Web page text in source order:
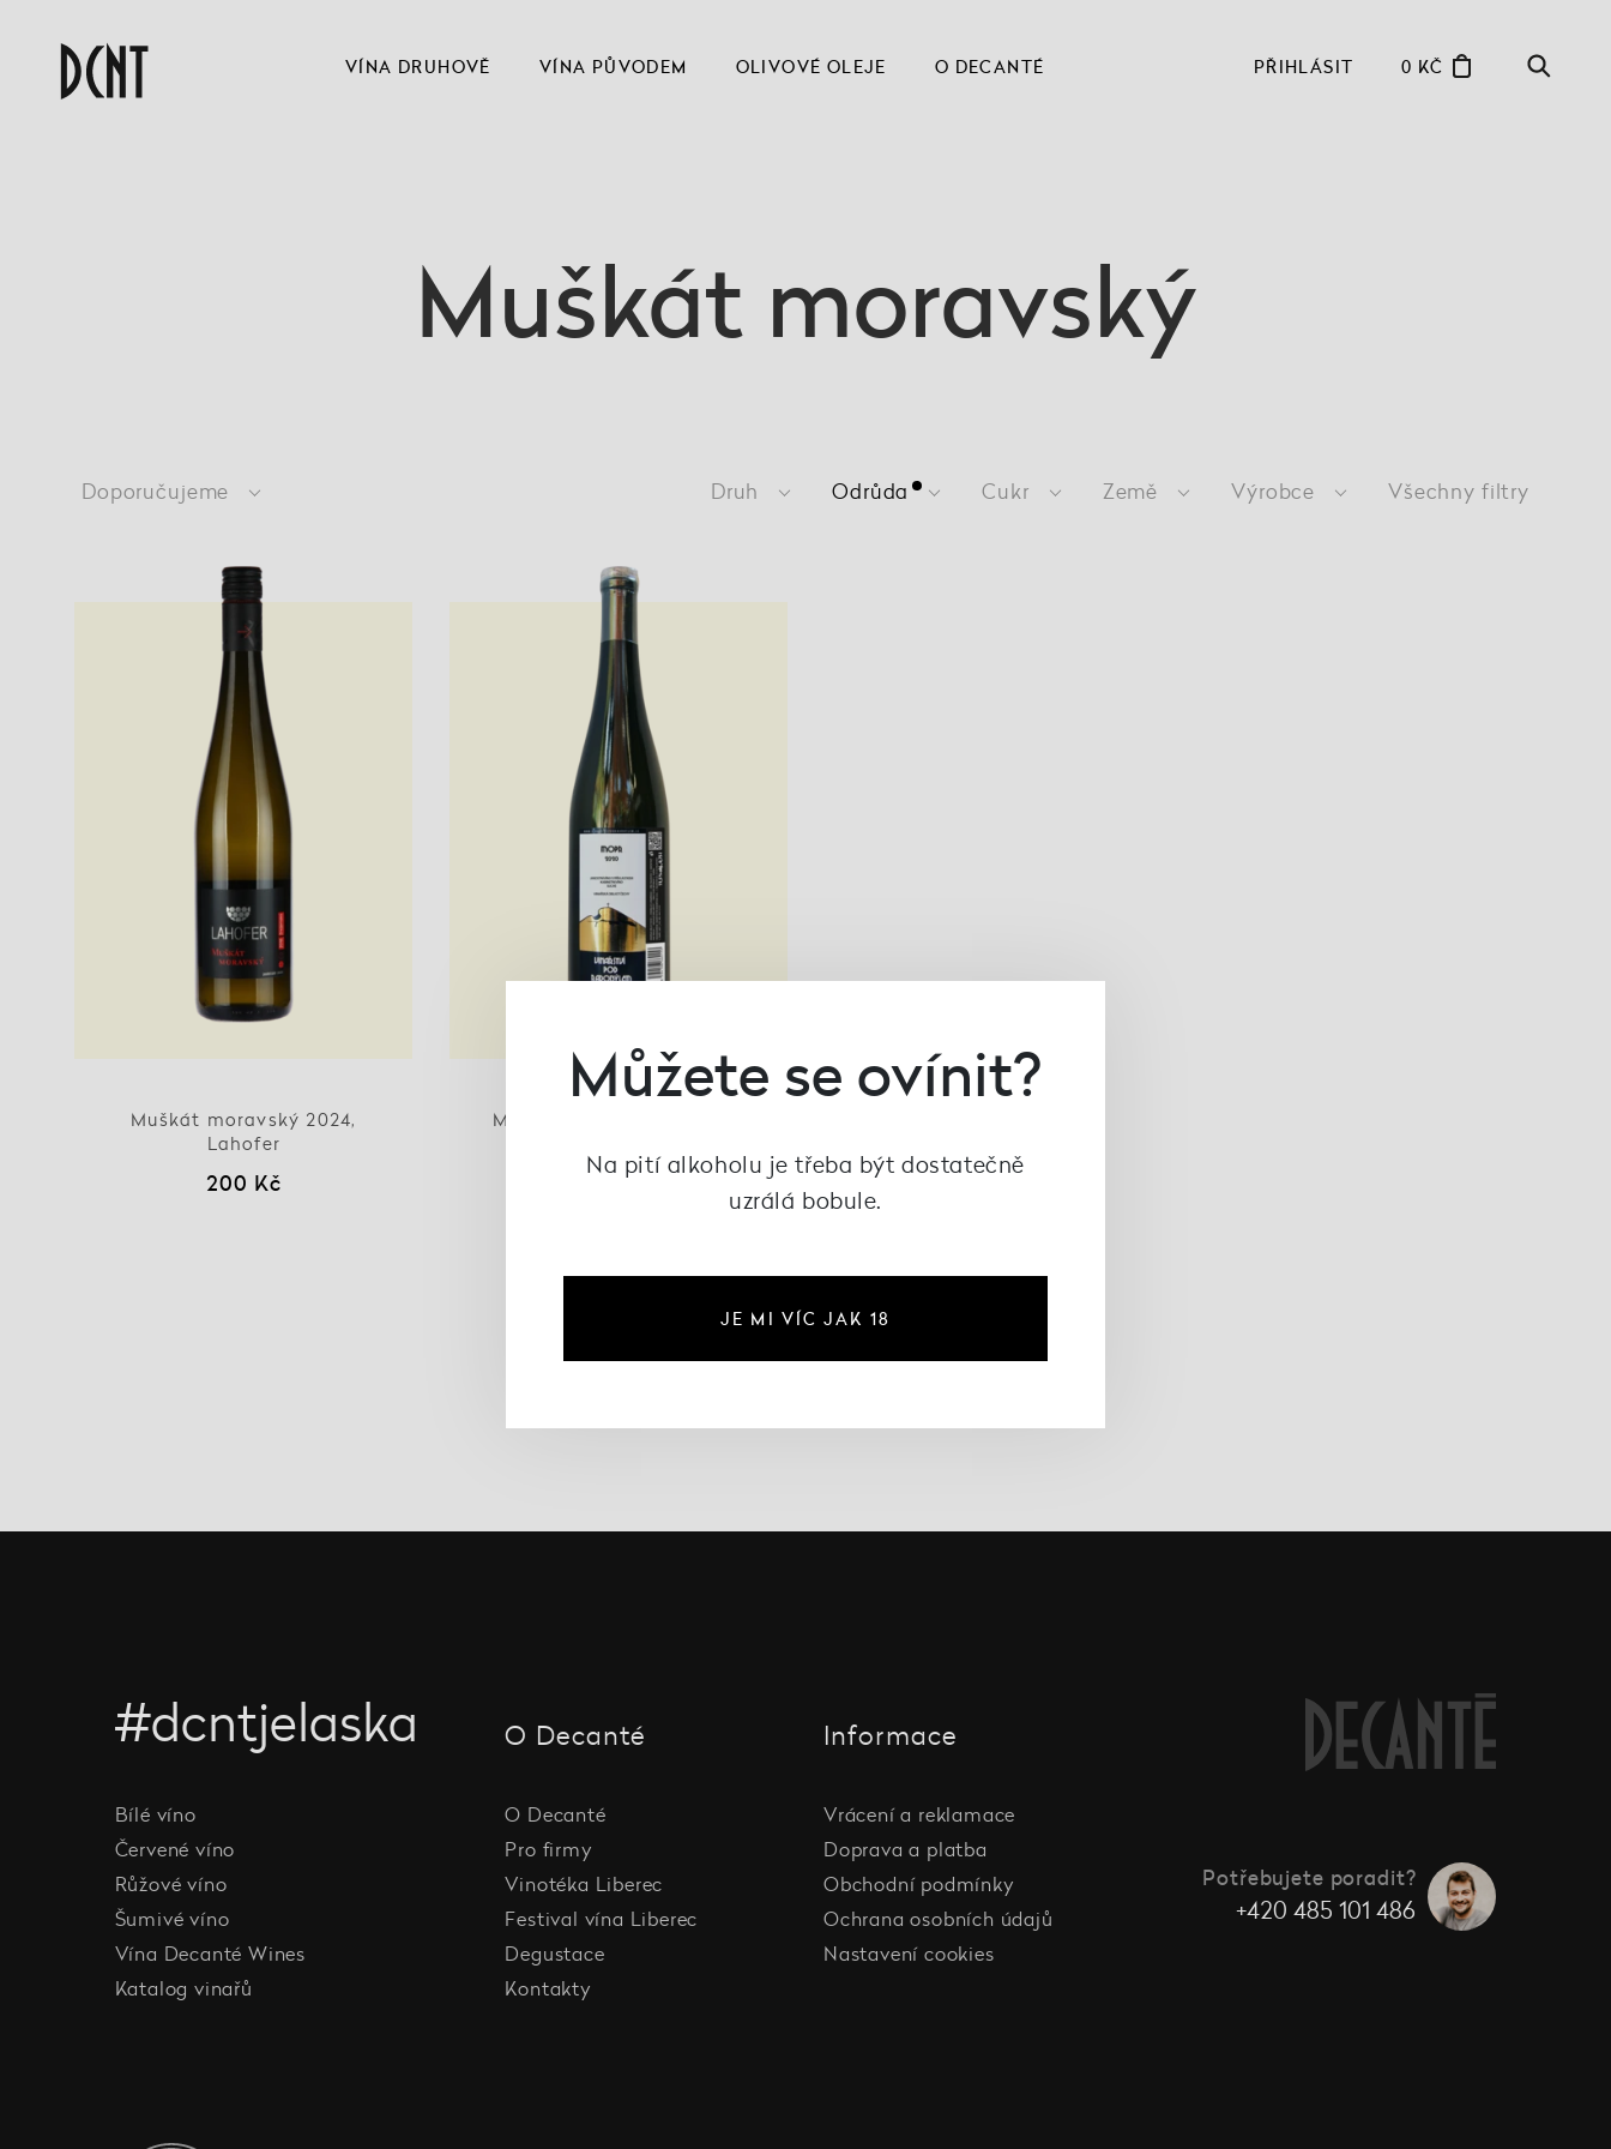
VÍNA DRUHOVĚ VÍNA PŮVODEM OLIVOVÉ OLEJE O DECANTÉ PŘIHLÁSIT 0 KČ
Muškát moravský
Doporučujeme Druh Odrůda Cukr Země Výrobce Všechny filtry
Muškát moravský 2024,
Lahofer
200 Kč
MOPR 2024, Vinařství pod
239 Kč
#dcntjelaska
Bílé víno
Červené víno
Růžové víno
Šumivé víno
Vína Decanté Wines
Katalog vinařů
O Decanté
O Decanté
Pro firmy
Vinotéka Liberec
Festival vína Liberec
Degustace
Kontakty
Informace
Vrácení a reklamace
Doprava a platba
Obchodní podmínky
Ochrana osobních údajů
Nastavení cookies
Potřebujete poradit?
+420 485 101 486
Můžete se ovínit?
Na pití alkoholu je třeba být dostatečně
uzrálá bobule.
JE MI VÍC JAK 18